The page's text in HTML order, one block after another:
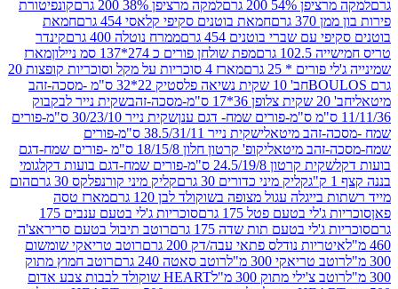
200 גרם
למקה מרציפן 38% 200 גרם
קונפיטורת
גרם
חמאת בוטנים סקיפי קלאסי 454 גרם
חמאת
עם שברי בוטנים 454 גרם
ממרח נוטלה 400 גרם
קינדר
גרם
מפת שולחן פורים כ 274*137 סמ ניילון
מארז
* 25 גרם
מארז 4 סוכריות על מקל וסוכריות קופצות 20
חב' 10 שקית נשיאה פלסטיק 22*32 ס"מ -מסכה-זהב
שקית נייר לבקבוק
שקית נייר 30/23/10 ס"מ-פורים
זהב מיטאלי
שקית נייר 38.5/31/11 ס"מ-פורים
מיטאלי
קופ' קרטון חלון 18/15/8 ס"מ -פורים שמח-דגם
שקית קרטון 24.5/19/8 ס"מ-פורים שמח-דגם בועות דקל
גומי
קליק מיני כדורים 30 גרם
קליק מיני קורנפלקס 30 גרם
הום
עגול מצופה בשוקולד לבן 120 גרם
מארז טסה
בטעם פטל 175 גרם
סוכריות ג'לי בטעם ענבים 175
ג'לי בטעם תות שדה 175 גרם
רוטב תיבול בטעם סריראצ'ה
נודלס פתאי עבה/דק 200 גרם
רוטב טריאקי שומשום
טריאקי 300 מ"ל
רוטב סאטה 240 גרם
רוטב חמוץ מתוק
צ'ילי מתוק 300 מ"ל
HEART שוקולד לבבות צבע אדום